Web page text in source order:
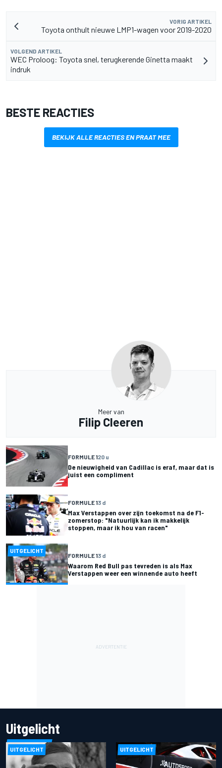
VORIG ARTIKEL
Toyota onthult nieuwe LMP1-wagen voor 2019-2020
VOLGEND ARTIKEL
WEC Proloog: Toyota snel, terugkerende Ginetta maakt
indruk
BESTE REACTIES
BEKIJK ALLE REACTIES EN PRAAT MEE
Meer van
Filip Cleeren
FORMULE 120 u
De nieuwigheid van Cadillac is eraf, maar dat is
juist een compliment
FORMULE 13 d
Max Verstappen over zijn toekomst na de F1-
zomerstop: "Natuurlijk kan ik makkelijk
stoppen, maar ik hou van racen"
UITGELICHT
FORMULE 13 d
Waarom Red Bull pas tevreden is als Max
Verstappen weer een winnende auto heeft
Uitgelicht
UITGELICHT UITGELICHT